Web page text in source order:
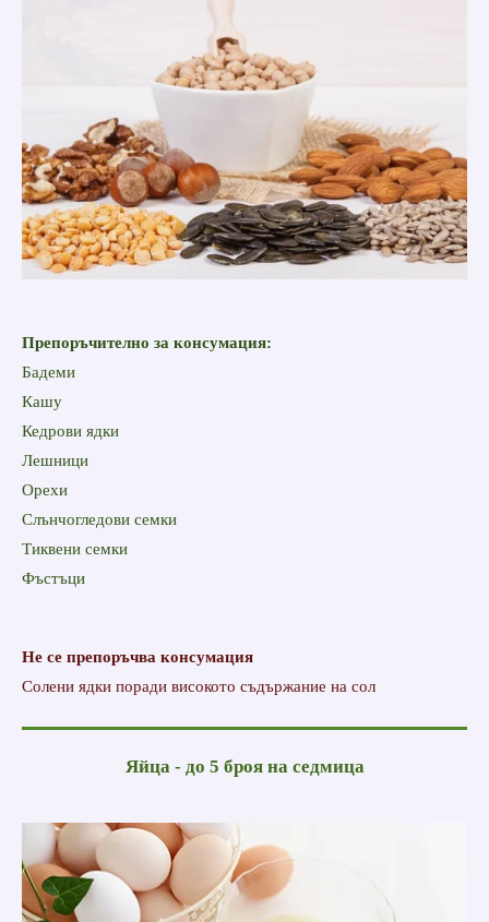
Препоръчително за консумация:
Бадеми
Кашу
Кедрови ядки
Лешници
Орехи
Слънчогледови семки
Тиквени семки
Фъстъци
Не се препоръчва консумация
Солени ядки поради високото съдържание на сол
Яйца - до 5 броя на седмица